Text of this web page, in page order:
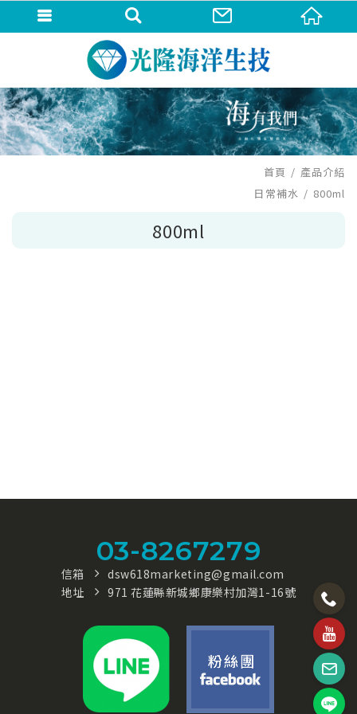
首頁 產品介紹
800ml
日常補水 800ml
03-8267279
信箱
dsw618marketing@gmail.com
地址
971 花蓮縣新城鄉康樂村加灣1-16號